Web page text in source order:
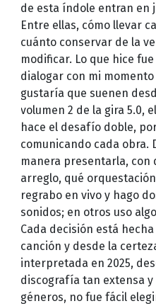
de esta índole entran en
Entre ellas, cómo llevar
cuánto conservar de la
modificar. Lo que hice
dialogar con mi
gustaría que suenen
volumen 2 de la gira 5.0,
hace el desafío doble,
comunicando cada obra.
manera presentarla, con
arreglo, qué
regrabo en vivo y hago
sonidos; en otros uso
Cada decisión está
canción y desde la
interpretada en 2025,
discografía tan extensa
géneros, no fue fácil